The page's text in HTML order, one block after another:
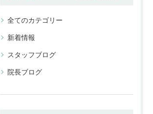
全てのカテゴリー
新着情報
スタッフブログ
院長ブログ